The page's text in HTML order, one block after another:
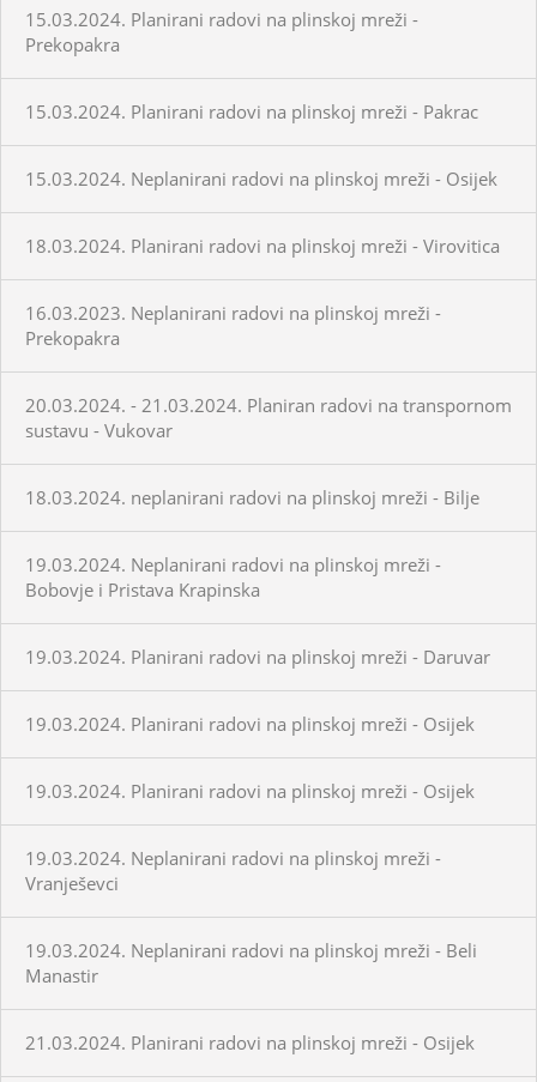
15.03.2024. Planirani radovi na plinskoj mreži -
Prekopakra
15.03.2024. Planirani radovi na plinskoj mreži - Pakrac
15.03.2024. Neplanirani radovi na plinskoj mreži - Osijek
18.03.2024. Planirani radovi na plinskoj mreži - Virovitica
16.03.2023. Neplanirani radovi na plinskoj mreži -
Prekopakra
20.03.2024. - 21.03.2024. Planiran radovi na transpornom
sustavu - Vukovar
18.03.2024. neplanirani radovi na plinskoj mreži - Bilje
19.03.2024. Neplanirani radovi na plinskoj mreži -
Bobovje i Pristava Krapinska
19.03.2024. Planirani radovi na plinskoj mreži - Daruvar
19.03.2024. Planirani radovi na plinskoj mreži - Osijek
19.03.2024. Planirani radovi na plinskoj mreži - Osijek
19.03.2024. Neplanirani radovi na plinskoj mreži -
Vranješevci
19.03.2024. Neplanirani radovi na plinskoj mreži - Beli
Manastir
21.03.2024. Planirani radovi na plinskoj mreži - Osijek